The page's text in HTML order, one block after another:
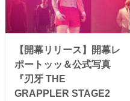
【開幕リリース】開幕レ
ポートッッ＆公式写真
『刃牙 THE
GRAPPLER STAGE2